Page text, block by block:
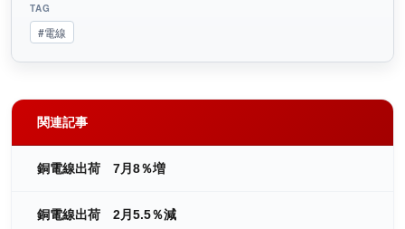
TAG
#電線
関連記事
銅電線出荷 7月8％増
銅電線出荷 2月5.5％減